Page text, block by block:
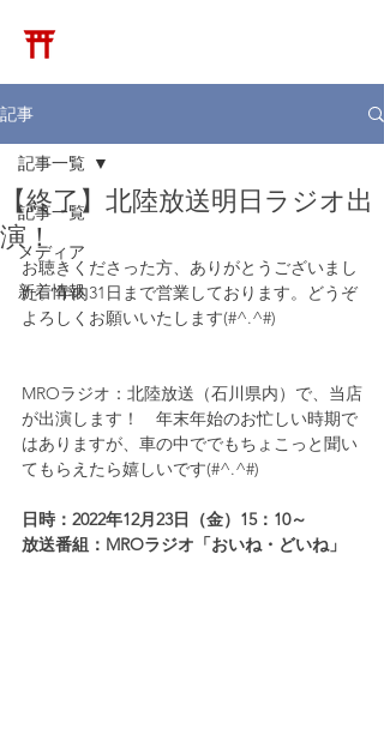
記事
記事一覧
メディア
新着情報
記事一覧
【終了】北陸放送明日ラジオ出
演！
お聴きくださった方、ありがとうございまし
た。年内31日まで営業しております。どうぞ
よろしくお願いいたします(#^.^#)
MROラジオ：北陸放送（石川県内）で、当店
が出演します！　年末年始のお忙しい時期で
はありますが、車の中ででもちょこっと聞い
てもらえたら嬉しいです(#^.^#)
日時：2022年12月23日（金）15：10～
放送番組：MROラジオ「おいね・どいね」